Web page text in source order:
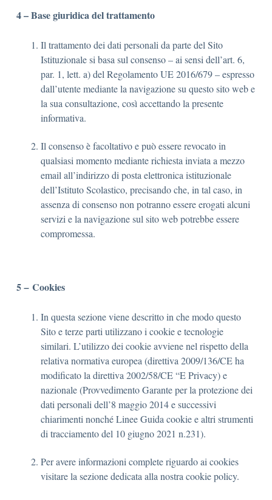
4 – Base giuridica del trattamento
Il trattamento dei dati personali da parte del Sito
Istituzionale si basa sul consenso – ai sensi dell’art. 6,
par. 1, lett. a) del Regolamento UE 2016/679 – espresso
dall’utente mediante la navigazione su questo sito web e
la sua consultazione, così accettando la presente
informativa.
Il consenso è facoltativo e può essere revocato in
qualsiasi momento mediante richiesta inviata a mezzo
email all’indirizzo di posta elettronica istituzionale
dell’Istituto Scolastico, precisando che, in tal caso, in
assenza di consenso non potranno essere erogati alcuni
servizi e la navigazione sul sito web potrebbe essere
compromessa.
5 – Cookies
In questa sezione viene descritto in che modo questo
Sito e terze parti utilizzano i cookie e tecnologie
similari. L’utilizzo dei cookie avviene nel rispetto della
relativa normativa europea (direttiva 2009/136/CE ha
modificato la direttiva 2002/58/CE “E Privacy) e
nazionale (Provvedimento Garante per la protezione dei
dati personali dell’8 maggio 2014 e successivi
chiarimenti nonché Linee Guida cookie e altri strumenti
di tracciamento del 10 giugno 2021 n.231).
Per avere informazioni complete riguardo ai cookies
visitare la sezione dedicata alla nostra cookie policy.